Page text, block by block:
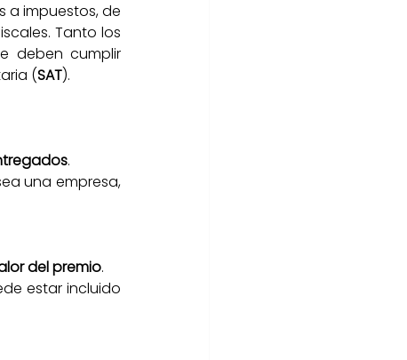
a impuestos, de
Tanto los
deben cumplir
(SAT).
.
una empresa,
del premio.
estar incluido